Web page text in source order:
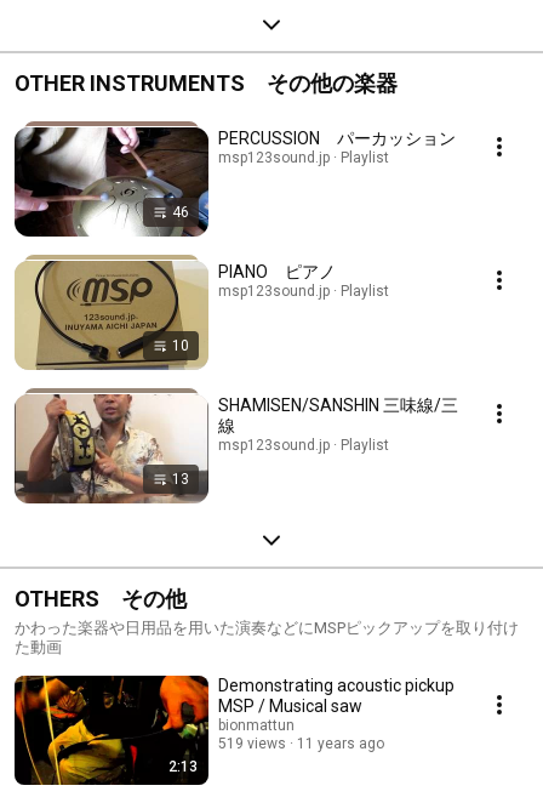
OTHER INSTRUMENTS その他の楽器
46
PERCUSSION パーカッション
msp123sound.jp · Playlist
10
PIANO ピアノ
msp123sound.jp · Playlist
13
SHAMISEN/SANSHIN 三味線/三
線
msp123sound.jp · Playlist
OTHERS その他
かわった楽器や日用品を用いた演奏などにMSPピックアップを取り付け
た動画
2:13
Demonstrating acoustic pickup
MSP / Musical saw
bionmattun
519 views
11 years ago